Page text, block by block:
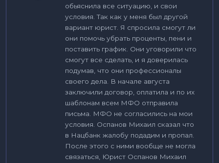
обьяснила все ситуацию, и свои
условия. Так как у меня был другой
вариант юрист. Я спросила смогут ли
они помочь убрать проценты, пени и
поставить график. Они уговорили что
смогут все сделать, и я доверилась
подумав, что они профессионалы
своего дела. В начале августа
заключили договор, оплатила и по их
шаблонам всем МФО отправила
письма. МФО не согласились на мои
условия. Оспанов Михаил сказал что
в Нацбанк жалобу подадим и пропал.
После этого с ними вообще не могла
связаться, Юрист Оспанов Михаил